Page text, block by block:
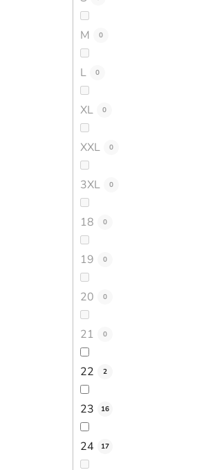
M 0
L 0
XL 0
XXL 0
3XL 0
18 0
19 0
20 0
21 0
22 2
23 16
24 17